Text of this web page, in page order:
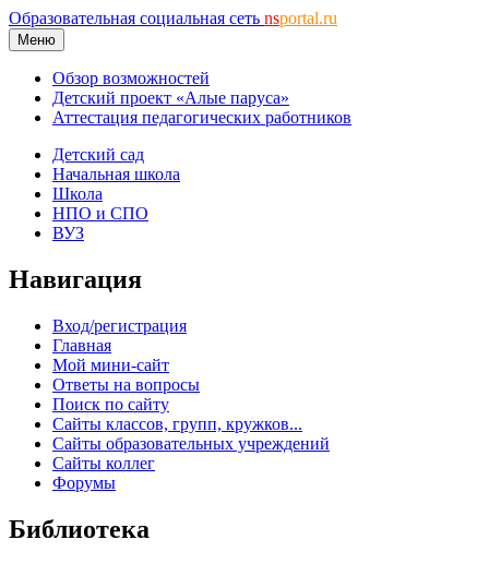
Образовательная социальная сеть nsportal.ru
Меню
Обзор возможностей
Детский проект «Алые паруса»
Аттестация педагогических работников
Детский сад
Начальная школа
Школа
НПО и СПО
ВУЗ
Навигация
Вход/регистрация
Главная
Мой мини-сайт
Ответы на вопросы
Поиск по сайту
Сайты классов, групп, кружков...
Сайты образовательных учреждений
Сайты коллег
Форумы
Библиотека